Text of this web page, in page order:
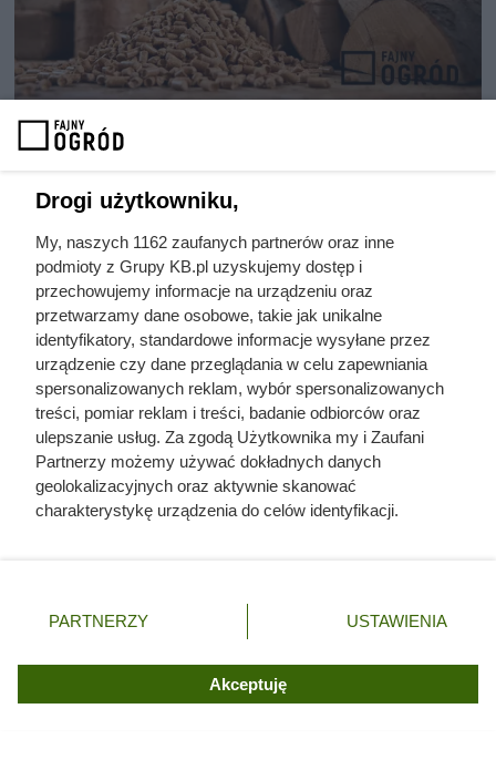
Informacja o surowcu, z którego wyprodukowano pellet, powinna
jasno wskazywać, że granulat powstał z czystego drewna, fot.
Skład pelletu: czyste drewno bez
dodatków
Opis surowca, z którego wykonano pellet,powinien jasno
wskazywać, że granulat powstał z czystego drewna —
najczęściej iglastego lub liściastego — i nie zawiera
żadnych dodatków chemicznych. To właśnie rodzaj
materiału decyduje o ilości powstającego popiołu, zapachu
podczas spalania oraz o tym, czy płomień jest równy i
stabilny.
Etykiety, na których brakuje informacji o pochodzeniu
Drogi użytkowniku,
My, naszych 1162 zaufanych partnerów oraz inne
podmioty z Grupy KB.pl uzyskujemy dostęp i
przechowujemy informacje na urządzeniu oraz
przetwarzamy dane osobowe, takie jak unikalne
identyfikatory, standardowe informacje wysyłane przez
urządzenie czy dane przeglądania w celu zapewniania
spersonalizowanych reklam, wybór spersonalizowanych
treści, pomiar reklam i treści, badanie odbiorców oraz
ulepszanie usług. Za zgodą Użytkownika my i Zaufani
Partnerzy możemy używać dokładnych danych
geolokalizacyjnych oraz aktywnie skanować
charakterystykę urządzenia do celów identyfikacji.
zmienić/wycofać klikając przycisk ustawień prywatności
znajdujący się w lewym dolnym rogu strony. Niektóre
użytkownika, ale masz prawo sprzeciwić się takiemu
przetwarzaniu. Preferencje będą miały zastosowania tylko
PARTNERZY USTAWIENIA
Akceptuję